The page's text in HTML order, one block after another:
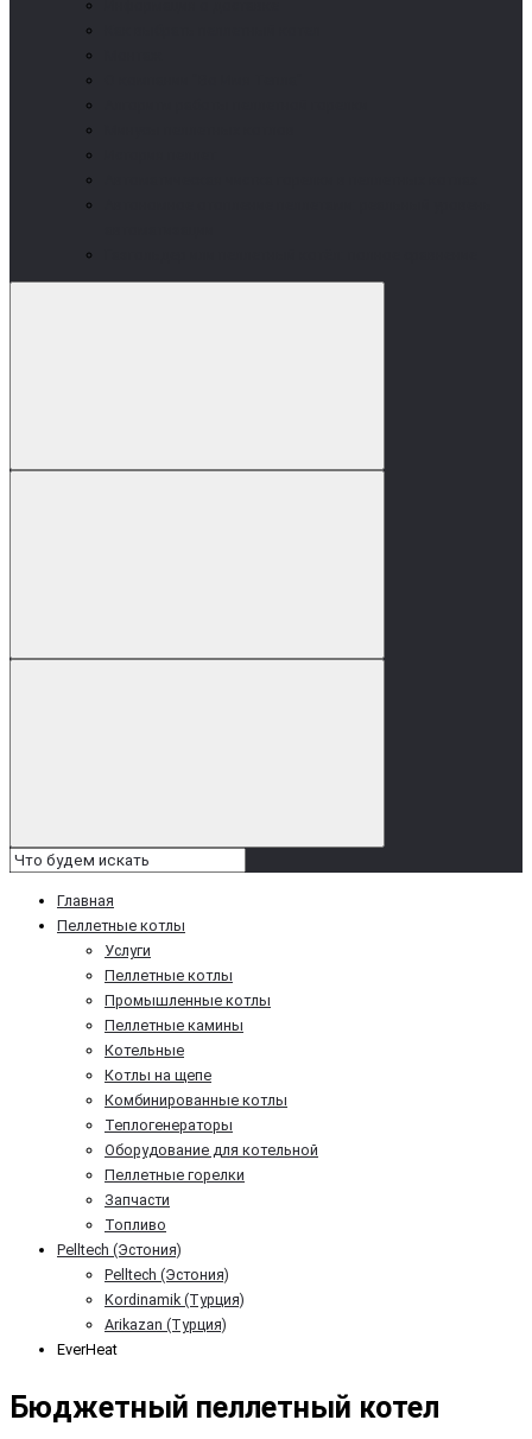
Главная
Пеллетные котлы
Услуги
Пеллетные котлы
Промышленные котлы
Пеллетные камины
Котельные
Котлы на щепе
Комбинированные котлы
Теплогенераторы
Оборудование для котельной
Пеллетные горелки
Запчасти
Топливо
Pelltech (Эстония)
Pelltech (Эстония)
Kordinamik (Турция)
Arikazan (Турция)
EverHeat
Бюджетный пеллетный котел